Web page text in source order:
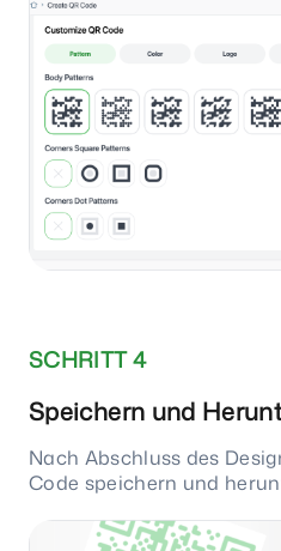
SCHRITT 4
Speichern und
Nach Abschluss des
Code speichern und